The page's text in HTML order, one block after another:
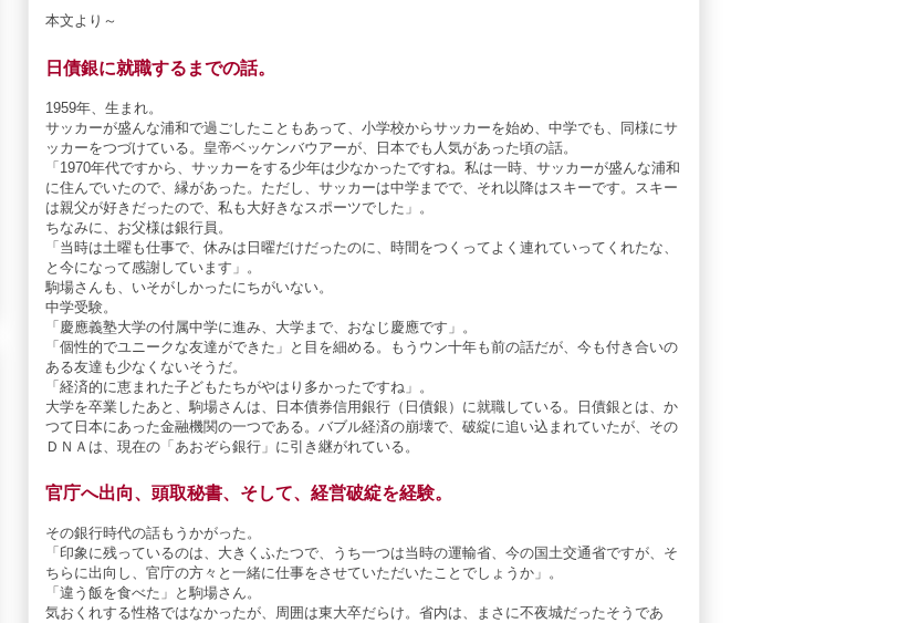
本文より～
日債銀に就職するまでの話。
1959年、生まれ。
サッカーが盛んな浦和で過ごしたこともあって、小学校からサッカーを始め、中学でも、同様にサ
ッカーをつづけている。皇帝ベッケンバウアーが、日本でも人気があった頃の話。
「1970年代ですから、サッカーをする少年は少なかったですね。私は一時、サッカーが盛んな浦和
に住んでいたので、縁があった。ただし、サッカーは中学までで、それ以降はスキーです。スキー
は親父が好きだったので、私も大好きなスポーツでした」。
ちなみに、お父様は銀行員。
「当時は土曜も仕事で、休みは日曜だけだったのに、時間をつくってよく連れていってくれたな、
と今になって感謝しています」。
駒場さんも、いそがしかったにちがいない。
中学受験。
「慶應義塾大学の付属中学に進み、大学まで、おなじ慶應です」。
「個性的でユニークな友達ができた」と目を細める。もうウン十年も前の話だが、今も付き合いの
ある友達も少なくないそうだ。
「経済的に恵まれた子どもたちがやはり多かったですね」。
大学を卒業したあと、駒場さんは、日本債券信用銀行（日債銀）に就職している。日債銀とは、か
つて日本にあった金融機関の一つである。バブル経済の崩壊で、破綻に追い込まれていたが、その
ＤＮＡは、現在の「あおぞら銀行」に引き継がれている。
官庁へ出向、頭取秘書、そして、経営破綻を経験。
その銀行時代の話もうかがった。
「印象に残っているのは、大きくふたつで、うち一つは当時の運輸省、今の国土交通省ですが、そ
ちらに出向し、官庁の方々と一緒に仕事をさせていただいたことでしょうか」。
「違う飯を食べた」と駒場さん。
気おくれする性格ではなかったが、周囲は東大卒だらけ。省内は、まさに不夜城だったそうであ